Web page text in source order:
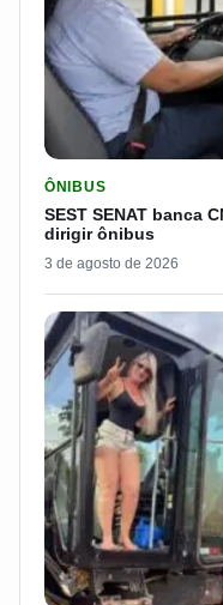
ÔNIBUS
SEST SENAT banca
dirigir ônibus
3 de agosto de 2026